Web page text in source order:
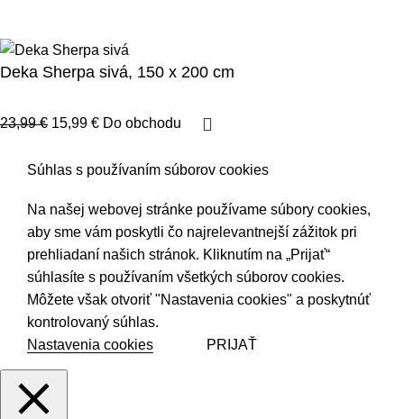
Deka Sherpa sivá, 150 x 200 cm
23,99€ 15,99 € Do obchodu
Súhlas s používaním súborov cookies
Na našej webovej stránke používame súbory cookies,
aby sme vám poskytli čo najrelevantnejší zážitok pri
prehliadaní našich stránok. Kliknutím na „Prijať“
súhlasíte s používaním všetkých súborov cookies.
Môžete však otvoriť "Nastavenia cookies" a poskytnúť
kontrolovaný súhlas.
Nastavenia cookies
PRIJAŤ